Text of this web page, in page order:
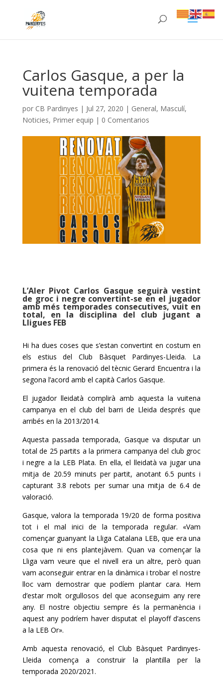
Carlos Gasque, a per la
vuitena temporada
por CB Pardinyes | Jul 27, 2020 | General, Masculí,
Noticies, Primer equip | 0 Comentarios
L’Aler Pivot Carlos Gasque seguirà vestint
de groc i negre convertint-se en el jugador
amb més temporades consecutives, vuit en
total, en la disciplina del club jugant a
Lligues FEB
Hi ha dues coses que s’estan convertint en costum en
els estius del Club Bàsquet Pardinyes-Lleida. La
primera és la renovació del tècnic Gerard Encuentra i la
segona l’acord amb el capità Carlos Gasque.
El jugador lleidatà complirà amb aquesta la vuitena
campanya en el club del barri de Lleida després que
arribés en la 2013/2014.
Aquesta passada temporada, Gasque va disputar un
total de 25 partits a la primera campanya del club groc
i negre a la LEB Plata. En ella, el lleidatà va jugar una
mitja de 20.59 minuts per partit, anotant6.5 punts i
capturant3.8 rebots per sumar una mitja de 6.4de
valoració.
Gasque, valora la temporada 19/20 de forma positiva
tot i el mal inici de la temporada regular. «Vam
començar guanyant la Lliga Catalana LEB, que era una
cosa que ni ens plantejàvem. Quan va començar la
Lliga vam veure que el nivell era un altre, però quan
vam aconseguir entrar en la dinàmica i trobar el nostre
lloc vam demostrar que podíem plantar cara. Hem
d’estar molt orgullosos del que aconseguim any rere
any. El nostre objectiu sempre és la permanència i
aquest any podríem haver disputat el playoffd’ascens
a la LEB Or».
Amb aquesta renovació, el Club Bàsquet Pardinyes-
Lleida comença a construir la plantilla per la
temporada 2020/2021.